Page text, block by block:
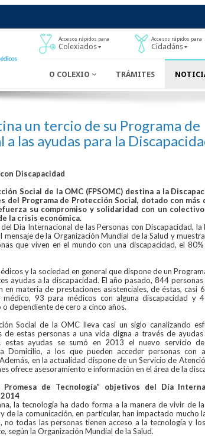
Accesos rápidos para
Colexiados
Accesos rápidos para
Cidadáns
O COLEXIO TRÁMITES
un tercio de su Programa de
a las ayudas para la
Discapacidad
Social de la OMC (FPSOMC) destina a la
del Programa de Protección Social, dotado con más
su compromiso y solidaridad con un colectivo
la crisis económica.
Día Internacional de las Personas con Discapacidad, la
mensaje de la Organización Mundial de la Salud y
que viven en el mundo con una discapacidad, el
y la sociedad en general que dispone de un
ayudas a la discapacidad. El año pasado, 844 personas
en materia de prestaciones asistenciales, de éstas, casi
médico, 93 para médicos con alguna discapacidad y
dependiente de cero a cinco años.
Social de la OMC lleva casi un siglo canalizando
de estas personas a una vida digna a través de ayudas
estas ayudas se sumó en 2013 el nuevo servicio de
Domicilio, a los que pueden acceder personas con
en la actualidad dispone de un Servicio de
ofrece asesoramiento e información en el área de la
Promesa de Tecnología” objetivos del Día
la tecnología ha dado forma a la manera de vivir de
de la comunicación, en particular, han impactado mucho
no todas las personas tienen acceso a la tecnología y
según la Organización Mundial de la Salud.